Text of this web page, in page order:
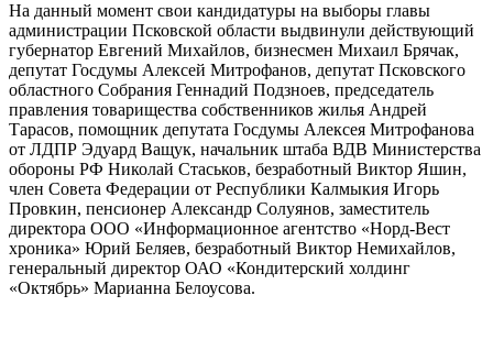
На данный момент свои кандидатуры на выборы главы
администрации Псковской области выдвинули действующий
губернатор Евгений Михайлов, бизнесмен Михаил Брячак,
депутат Госдумы Алексей Митрофанов, депутат Псковского
областного Собрания Геннадий Подзноев, председатель
правления товарищества собственников жилья Андрей
Тарасов, помощник депутата Госдумы Алексея Митрофанова
от ЛДПР Эдуард Ващук, начальник штаба ВДВ Министерства
обороны РФ Николай Стаськов, безработный Виктор Яшин,
член Совета Федерации от Республики Калмыкия Игорь
Провкин, пенсионер Александр Солуянов, заместитель
директора ООО «Информационное агентство «Норд-Вест
хроника» Юрий Беляев, безработный Виктор Немихайлов,
генеральный директор ОАО «Кондитерский холдинг
«Октябрь» Марианна Белоусова.